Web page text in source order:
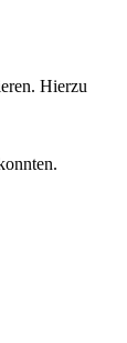
Hierzu